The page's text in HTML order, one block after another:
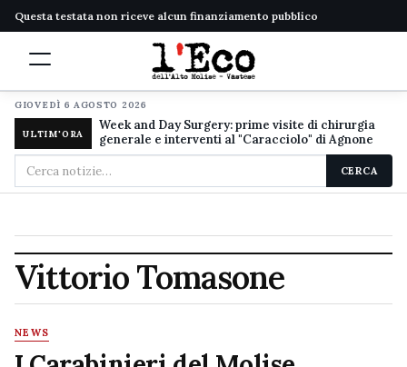
Questa testata non riceve alcun finanziamento pubblico
GIOVEDÌ 6 AGOSTO 2026
ULTIM'ORA
Week and Day Surgery: prime visite di chirurgia
generale e interventi al "Caracciolo" di Agnone
Cerca
nel
CERCA
Vittorio Tomasone
NEWS